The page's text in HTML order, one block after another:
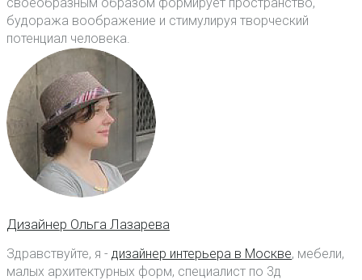
будоража воображение и стимулируя творческий
потенциал человека.
Дизайнер Ольга Лазарева
Здравствуйте, я - дизайнер интерьера в Москве, мебели,
малых архитектурных форм, специалист по 3д